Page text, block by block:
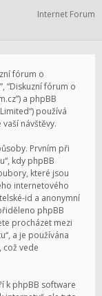
Internet Forum
fórum o
“Diskuzní fórum o
a phpBB
používá
návštěvy.
Prvním při
kdy phpBB
které jsou
internetového
id a anonymní
phpBB
procházet mezi
a je používána
což vede
k phpBB software